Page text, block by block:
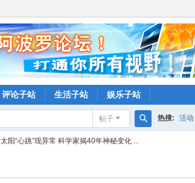
评论子站 生活子站 娱乐子站
帖子 热搜: 活动
太阳“心跳”现异常 科学家揭40年神秘变化 ...